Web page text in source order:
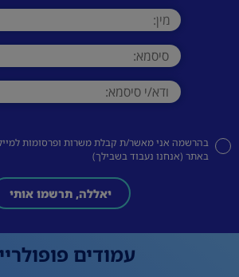
בהרשמה אני מאשר/ת קבלת משרות ופרסומות למייל
באתר (אנחנו נעבוד בשבילך)
יאללה, תרשמו אותי
עמודים